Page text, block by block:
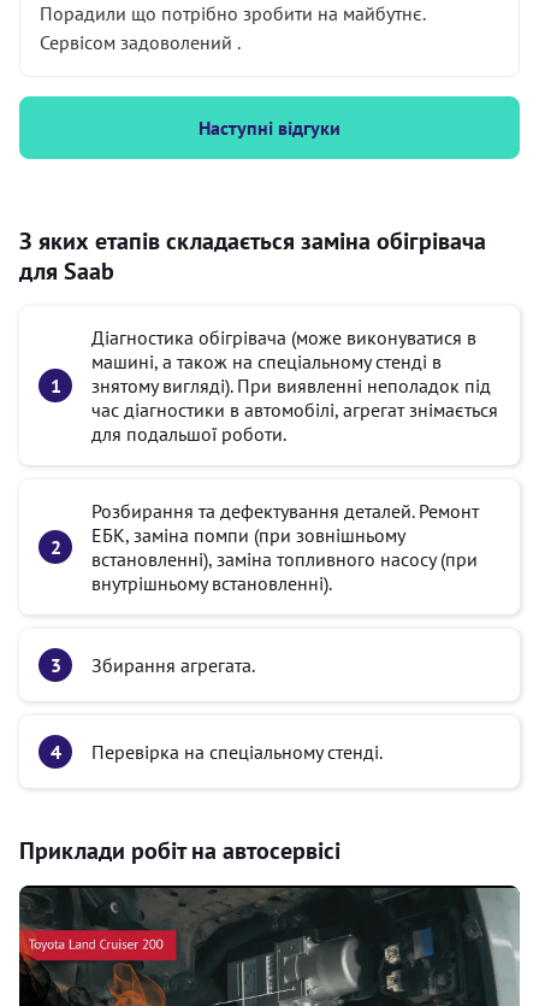
Порадили що потрібно зробити на майбутнє.
Сервісом задоволений .
Наступні відгуки
З яких етапів складається заміна обігрівача
для Saab
Діагностика обігрівача (може виконуватися в
машині, а також на спеціальному стенді в
знятому вигляді). При виявленні неполадок під
час діагностики в автомобілі, агрегат знімається
для подальшої роботи.
Розбирання та дефектування деталей. Ремонт
ЕБК, заміна помпи (при зовнішньому
встановленні), заміна топливного насосу (при
внутрішньому встановленні).
Збирання агрегата.
Перевірка на спеціальному стенді.
Приклади робіт на автосервісі